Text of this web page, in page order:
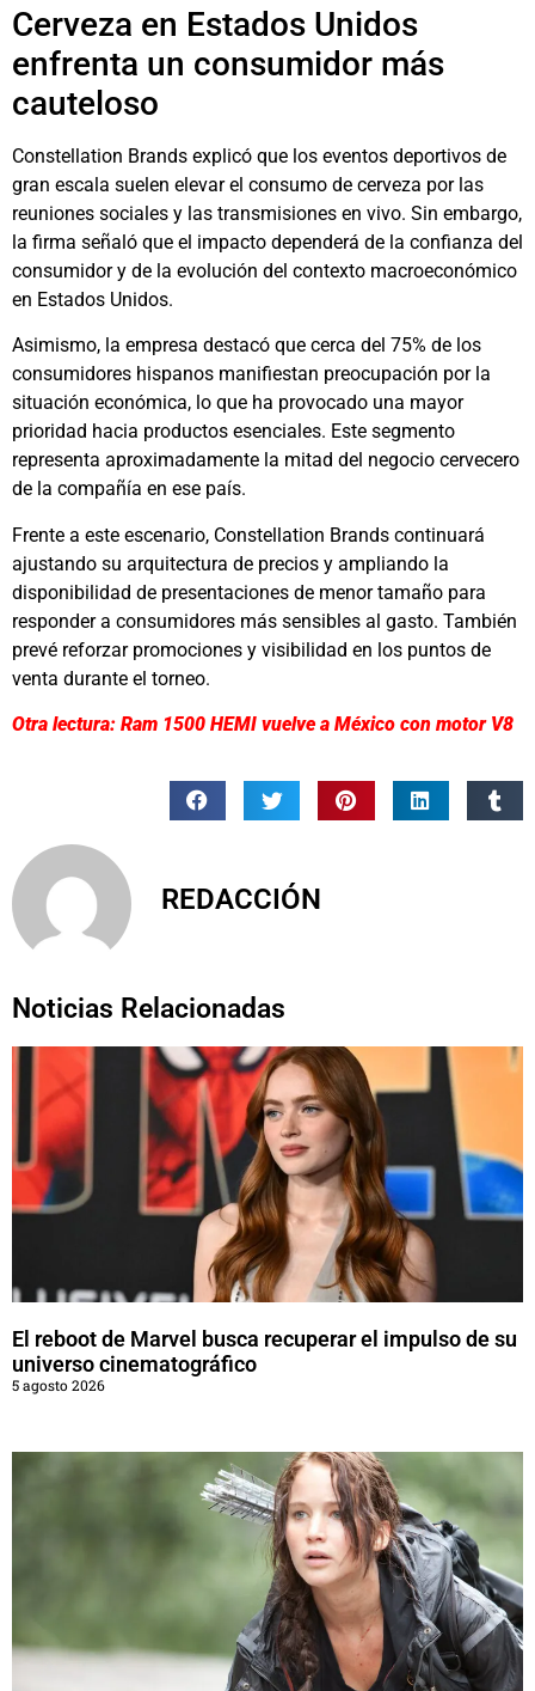
Cerveza en Estados Unidos
enfrenta un consumidor más
cauteloso
Constellation Brands explicó que los eventos deportivos de
gran escala suelen elevar el consumo de cerveza por las
reuniones sociales y las transmisiones en vivo. Sin embargo,
la firma señaló que el impacto dependerá de la confianza del
consumidor y de la evolución del contexto macroeconómico
en Estados Unidos.
Asimismo, la empresa destacó que cerca del 75% de los
consumidores hispanos manifiestan preocupación por la
situación económica, lo que ha provocado una mayor
prioridad hacia productos esenciales. Este segmento
representa aproximadamente la mitad del negocio cervecero
de la compañía en ese país.
Frente a este escenario, Constellation Brands continuará
ajustando su arquitectura de precios y ampliando la
disponibilidad de presentaciones de menor tamaño para
responder a consumidores más sensibles al gasto. También
prevé reforzar promociones y visibilidad en los puntos de
venta durante el torneo.
Otra lectura: Ram 1500 HEMI vuelve a México con motor V8
REDACCIÓN
Noticias Relacionadas
El reboot de Marvel busca recuperar el impulso de su
universo cinematográfico
5 agosto 2026